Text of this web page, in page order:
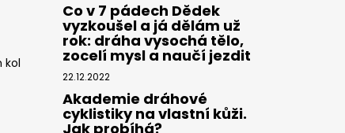
kol
Co v 7 pádech Dědek
vyzkoušel a já dělám už
rok: dráha vysochá tělo,
zocelí mysl a naučí jezdit
22.12.2022
Akademie dráhové
cyklistiky na vlastní kůži.
Jak probíhá?